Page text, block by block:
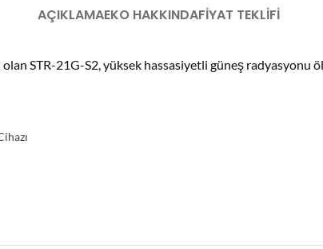
AÇIKLAMAEKO HAKKINDAFIYAT TEKLIFI
STR-21G-S2, yüksek hassasiyetli güneş